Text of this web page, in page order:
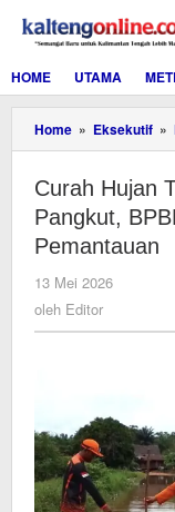
konten
HOME
UTAMA
Home » Eksekutif »
Curah Hujan
Pangkut,
Pemantauan
13 Mei 2026
oleh Editor